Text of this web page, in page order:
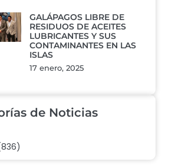
GALÁPAGOS LIBRE DE
RESIDUOS DE ACEITES
LUBRICANTES Y SUS
CONTAMINANTES EN LAS
ISLAS
17 enero, 2025
de Noticias